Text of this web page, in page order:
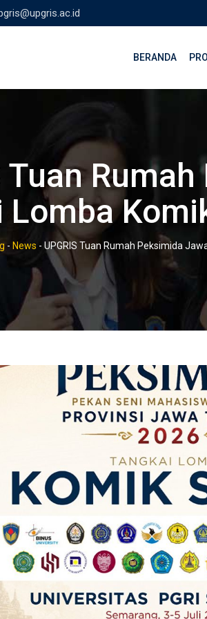
BERANDA
Tuan
Lomba
- News - UPGRIS Tuan Rumah Peksimida